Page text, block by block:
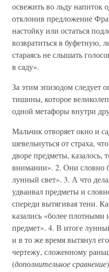
освежить во льду напиток
отклонив предложение
настойку или остаться
возвратиться в буфетную,
стараясь не слышать
в саду».
За этим эпизодом следует
тишины, которое
одной метафоры внутри
Мальчик отворяет окно и
шевельнуться от страха,
дворе предметы, казалось,
внимании». 2. Они словно
лунный свет». 3. А что
удваивал предметы и
спереди вытягивая тени.
казались «более
предмет». 4. В итоге
и в то же время вытянул
чертежу, сложенному
(дополнительное сравнение